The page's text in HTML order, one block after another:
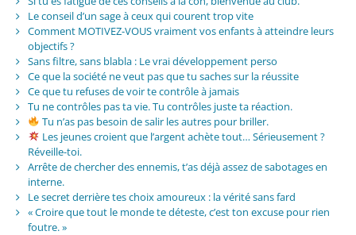
Le conseil d’un sage à ceux qui courent trop vite
Comment MOTIVEZ-VOUS vraiment vos enfants à atteindre leurs
objectifs ?
Sans filtre, sans blabla : Le vrai développement perso
Ce que la société ne veut pas que tu saches sur la réussite
Ce que tu refuses de voir te contrôle à jamais
Tu ne contrôles pas ta vie. Tu contrôles juste ta réaction.
Tu n’as pas besoin de salir les autres pour briller.
Les jeunes croient que l’argent achète tout… Sérieusement ?
Réveille-toi.
Arrête de chercher des ennemis, t’as déjà assez de sabotages en
interne.
Le secret derrière tes choix amoureux : la vérité sans fard
« Croire que tout le monde te déteste, c’est ton excuse pour rien
foutre. »